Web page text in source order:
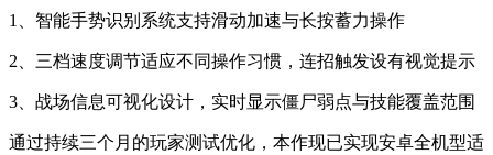
1、智能手势识别系统支持滑动加速与长按蓄力操作
2、三档速度调节适应不同操作习惯，连招触发设有视觉提示
3、战场信息可视化设计，实时显示僵尸弱点与技能覆盖范围
通过持续三个月的玩家测试优化，本作现已实现安卓全机型适